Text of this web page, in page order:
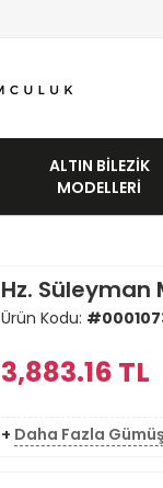
ALTIN BILEZIK
MODELLERI
Hz. Süleyman
Ürün Kodu:
3,883.16 TL
+ Daha Fazla